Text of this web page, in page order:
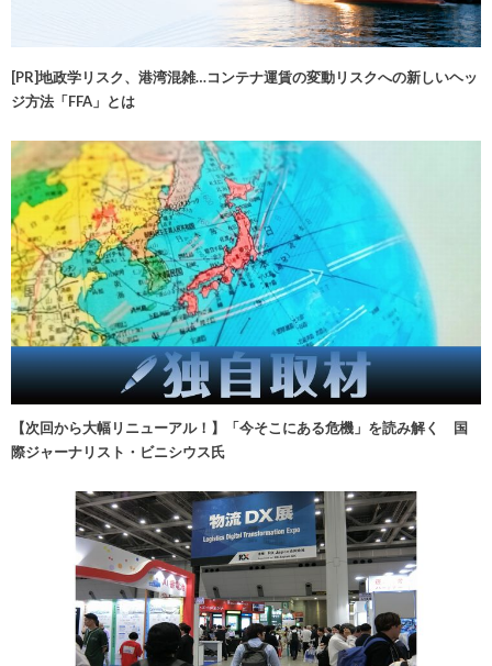
[PR]地政学リスク、港湾混雑…コンテナ運賃の変動リスクへの新しいヘッ
ジ方法「FFA」とは
【次回から大幅リニューアル！】「今そこにある危機」を読み解く 国
際ジャーナリスト・ビニシウス氏